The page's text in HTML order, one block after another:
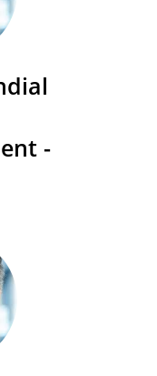
-